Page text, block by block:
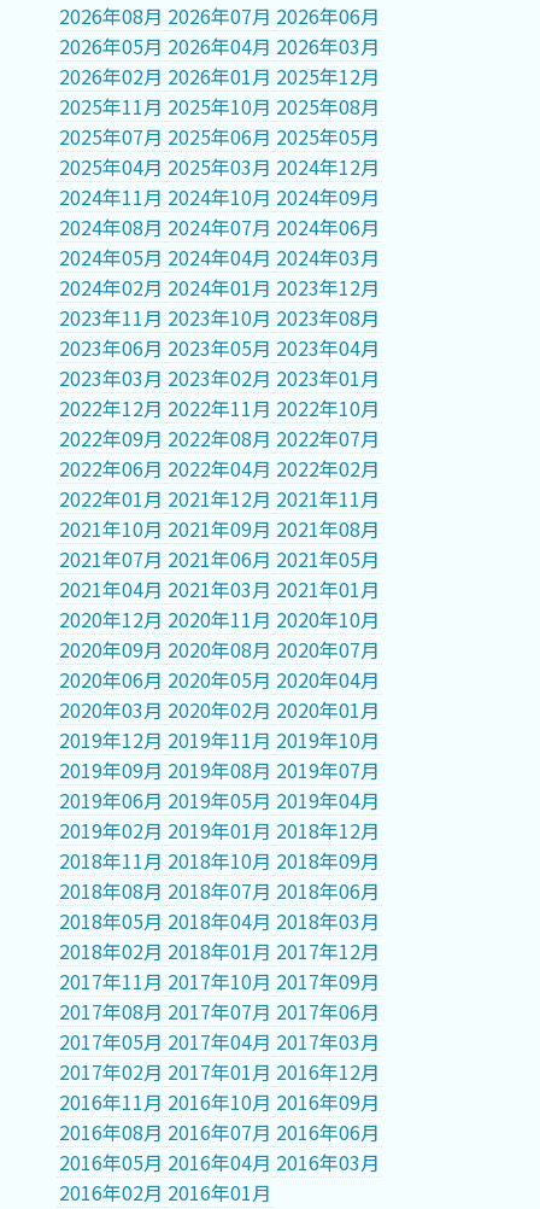
2026年08月 2026年07月 2026年06月
2026年05月 2026年04月 2026年03月
2026年02月 2026年01月 2025年12月
2025年11月 2025年10月 2025年08月
2025年07月 2025年06月 2025年05月
2025年04月 2025年03月 2024年12月
2024年11月 2024年10月 2024年09月
2024年08月 2024年07月 2024年06月
2024年05月 2024年04月 2024年03月
2024年02月 2024年01月 2023年12月
2023年11月 2023年10月 2023年08月
2023年06月 2023年05月 2023年04月
2023年03月 2023年02月 2023年01月
2022年12月 2022年11月 2022年10月
2022年09月 2022年08月 2022年07月
2022年06月 2022年04月 2022年02月
2022年01月 2021年12月 2021年11月
2021年10月 2021年09月 2021年08月
2021年07月 2021年06月 2021年05月
2021年04月 2021年03月 2021年01月
2020年12月 2020年11月 2020年10月
2020年09月 2020年08月 2020年07月
2020年06月 2020年05月 2020年04月
2020年03月 2020年02月 2020年01月
2019年12月 2019年11月 2019年10月
2019年09月 2019年08月 2019年07月
2019年06月 2019年05月 2019年04月
2019年02月 2019年01月 2018年12月
2018年11月 2018年10月 2018年09月
2018年08月 2018年07月 2018年06月
2018年05月 2018年04月 2018年03月
2018年02月 2018年01月 2017年12月
2017年11月 2017年10月 2017年09月
2017年08月 2017年07月 2017年06月
2017年05月 2017年04月 2017年03月
2017年02月 2017年01月 2016年12月
2016年11月 2016年10月 2016年09月
2016年08月 2016年07月 2016年06月
2016年05月 2016年04月 2016年03月
2016年02月 2016年01月